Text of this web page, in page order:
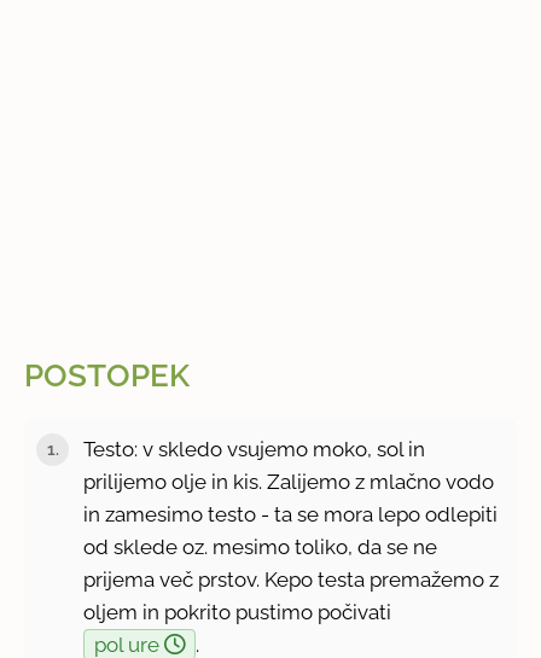
POSTOPEK
Testo: v skledo vsujemo moko, sol in
prilijemo olje in kis. Zalijemo z mlačno vodo
in zamesimo testo - ta se mora lepo odlepiti
od sklede oz. mesimo toliko, da se ne
prijema več prstov. Kepo testa premažemo z
oljem in pokrito pustimo počivati
pol ure
.